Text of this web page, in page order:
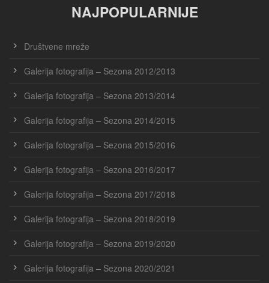
NAJPOPULARNIJE
Društvene mreže
Galerija fotografija – Sezona 2012/2013
Galerija fotografija – Sezona 2013/2014
Galerija fotografija – Sezona 2014/2015
Galerija fotografija – Sezona 2015/2016
Galerija fotografija – Sezona 2016/2017
Galerija fotografija – Sezona 2017/2018
Galerija fotografija – Sezona 2018/2019
Galerija fotografija – Sezona 2019/2020
Galerija fotografija – Sezona 2020/2021